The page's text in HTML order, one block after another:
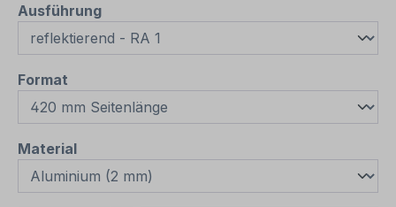
Ausführungauswählen
Format
Materialauswählen